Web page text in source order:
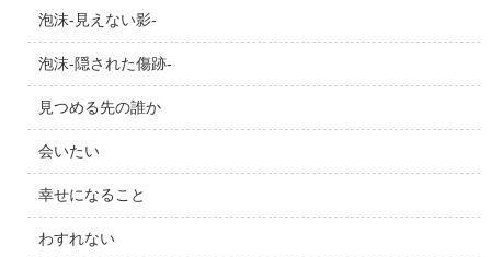
泡沫-見えない影-
泡沫-隠された傷跡-
見つめる先の誰か
会いたい
幸せになること
わすれない